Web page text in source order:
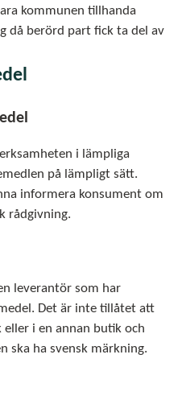
kommunen tillhanda
då berörd part fick ta del av
i lämpliga
på lämpligt sätt.
informera konsument om
rådgivning.
leverantör som har
Det är inte tillåtet att
eller i en annan butik och
ska ha svensk märkning.